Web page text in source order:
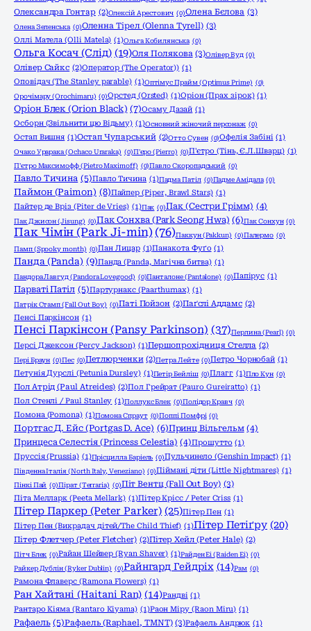
Олександра Гонтар (2)Олексій Арестович (0)Олена Бєлова (3)
Олена Зеленська (0)Оленна Тірел (Olenna Tyrell) (3)
Оллі Матела (Olli Matela) (1)Ольга Кобилянська (0)
Ольга Косач (Слід) (19)Оля Полякова (3)Олівер Вуд (0)
Олівер Сайкс (2)Оператор (The Operator)) (1)
Оповідач (The Stanley parable) (1)Оптімус Прайм (Optimus Prime) (0)
Орочімару (Orochimaru) (0)Орстед (Orsted) (1)Оріон (Прах зірок) (1)
Оріон Блек (Orion Black) (7)Осаму Дазай (1)
Осборн (Звільнити цю Відьму) (1)Основний жіночий персонаж (0)
Остап Вишня (1)Остап Чупарський (2)Отто Сувен (0)Офелія Забіні (1)
Очако Урарака (Ochaco Uraraka) (0)П'єро (Pierro) (0)П'єтро (Тінь, Є.Л.Шварц) (1)
П'єтро Максимофф (Pietro Maximoff) (0)Павло Скоропадський (0)
Павло Тичина (5)Павло Тичина (1)Падма Патіл (0)Падме Амідала (0)
Паймон (Paimon) (8)Пайпер (Piper, Brawl Stars) (1)
Пайтер де Вріз (Piter de Vries) (1)Пак (0)Пак (Сестри Грімм) (4)
Пак Джисон (Jisung) (0)Пак Сонхва (Park Seong Hwa) (6)Пак Сонхун (0)
Пак Чімін (Park Ji-min) (76)Паккун (Pakkun) (0)Палермо (0)
Памп (Spooky month) (0)Пан Лицар (1)Панакота Фуґо (1)
Панда (Panda) (9)Панда (Panda, Магічна битва) (1)
Пандора Лавгуд (Pandora Lovegood) (0)Панталоне (Pantalone) (0)Папірус (1)
Парваті Патіл (5)Партурнакс (Paarthurnax) (1)
Патрік Стамп (Fall Out Boy) (0)Паті Пойзон (2)Паґслі Аддамс (2)
Пенсі Паркінсон (1)
Пенсі Паркінсон (Pansy Parkinson) (37)Перлина (Pearl) (0)
Персі Джексон (Percy Jackson) (1)Першопрохідниця Стелла (2)
Пері Браун (0)Пес (0)Петлюрченки (2)Петра Лейте (0)Петро Чорнобай (1)
Петунія Дурслі (Petunia Dursley) (1)Петір Бейліш (0)Плагг (1)Пло Кун (0)
Пол Атрід (Paul Atreides) (2)Пол Грейрат (Pauro Gureiratto) (1)
Пол Стенлі / Paul Stanley (1)Поллукс Блек (0)Полідор Кравч (0)
Помона (Pomona) (1)Помона Спраут (0)Поппі Помфрі (0)
Портгас Д. Ейс (Portgas D. Ace) (6)Принц Вільгельм (4)
Принцеса Селестія (Princess Celestia) (4)Прошутто (1)
Пруссія (Prussia) (1)Прісцилла Баріель (0)Пульчинело (Genshin Impact) (1)
Південна Італія (North Italy, Veneziano) (0)Піймані діти (Little Nightmares) (1)
Пінкі Пай (0)Пірат (Terraria) (0)Піт Вентц (Fall Out Boy) (3)
Піта Мелларк (Peeta Mellark) (1)Пітер Крісс / Peter Criss (1)
Пітер Паркер (Peter Parker) (25)Пітер Пен (1)
Пітер Пен (Викрадач дітей/The Child Thief) (1)Пітер Петіґру (20)
Пітер Флетчер (Peter Fletcher) (2)Пітер Хейл (Peter Hale) (2)
Пітч Блек (0)Райан Шейвер (Ryan Shaver) (1)Райден Еі (Raiden Ei) (0)
Райкер Дублін (Ryker Dublin) (0)Райнгард Гейдріх (14)Рам (0)
Рамона Флаверс (Ramona Flowers) (1)
Ран Хайтані (Haitani Ran) (14)Рандві (1)
Рантаро Кіяма (Rantaro Kiyama) (1)Раон Міру (Raon Miru) (1)
Рафаель (5)Рафаель (Raphael, TMNT) (3)Рафаель Андрюк (1)